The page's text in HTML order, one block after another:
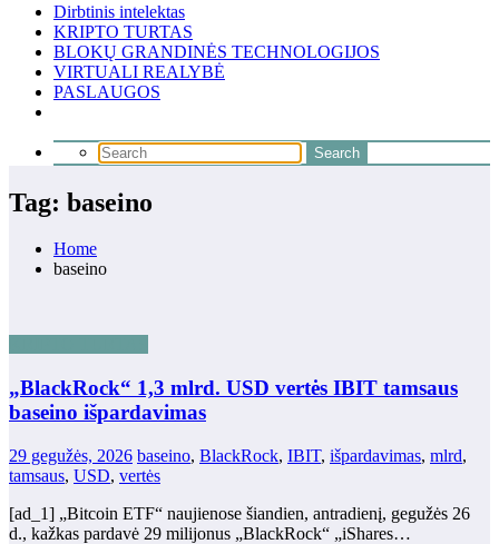
Dirbtinis intelektas
KRIPTO TURTAS
BLOKŲ GRANDINĖS TECHNOLOGIJOS
VIRTUALI REALYBĖ
PASLAUGOS
Tag: baseino
Home
baseino
„BlackRock“ 1,3 mlrd. USD vertės IBIT tamsaus
baseino išpardavimas
29 gegužės, 2026 baseino, BlackRock, IBIT, išpardavimas, mlrd,
tamsaus, USD, vertės
[ad_1] „Bitcoin ETF“ naujienose šiandien, antradienį, gegužės 26
d., kažkas pardavė 29 milijonus „BlackRock“ „iShares…